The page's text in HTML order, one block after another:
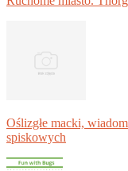
Oślizgłe macki,
spiskowych